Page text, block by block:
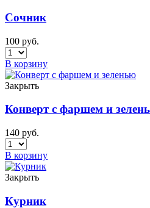
Сочник
100 руб.
В корзину
Закрыть
Конверт с фаршем и
140 руб.
В корзину
Закрыть
Курник